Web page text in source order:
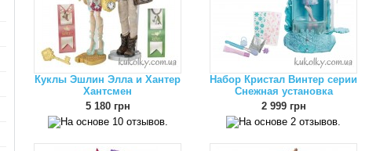
Куклы Эшлин Элла и Хантер
Хантсмен
5 180 грн
Набор Кристал Винтер серии
Снежная установка
2 999 грн